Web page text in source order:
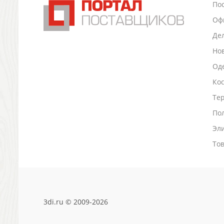
Промо
Антистрессы
Визитницы настольные
3di.ru © 2009-2026